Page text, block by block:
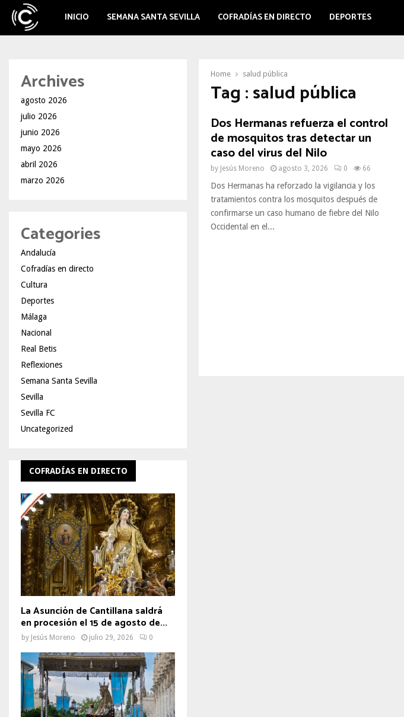
INICIO SEMANA SANTA SEVILLA COFRADÍAS EN DIRECTO DEPORTES
Home salud pública
Tag : salud pública
Dos Hermanas refuerza el control
de mosquitos tras detectar un
caso del virus del Nilo
by Jesús Moreno agosto 3, 2026 0 66
Dos Hermanas ha reforzado la vigilancia y los
tratamientos contra los mosquitos después de
confirmarse un caso humano de fiebre del Nilo
Occidental en el...
Archives
agosto 2026
julio 2026
junio 2026
mayo 2026
abril 2026
marzo 2026
Categories
Andalucía
Cofradías en directo
Cultura
Deportes
Málaga
Nacional
Real Betis
Reflexiones
Semana Santa Sevilla
Sevilla
Sevilla FC
Uncategorized
COFRADÍAS EN DIRECTO
La Asunción de Cantillana saldrá
en procesión el 15 de agosto de...
by Jesús Moreno julio 29, 2026 0